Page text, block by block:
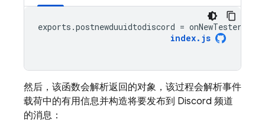
exports .postnewduuidtodiscord =
index. js
然后，该函数会解析返回的对象，该过程会解析事件
载荷中的有用信息并构造将要发布到 Discord 频道
的消息：